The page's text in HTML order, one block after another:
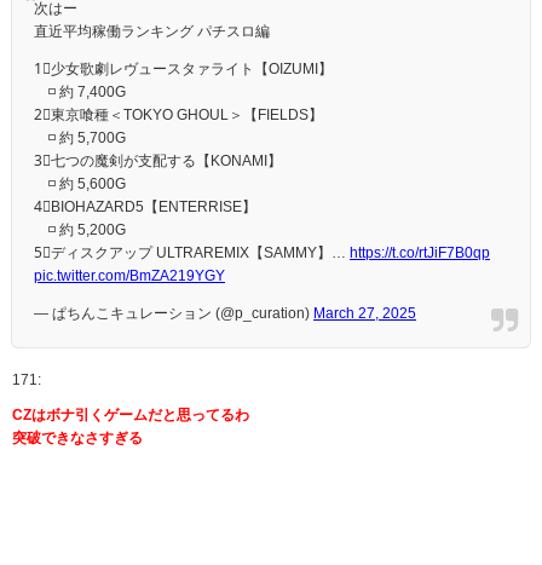
次はー
直近平均稼働ランキング パチスロ編
1⃣少女歌劇レヴュースタァライト【OIZUMI】
◽️ 約 7,400G
2⃣東京喰種＜TOKYO GHOUL＞【FIELDS】
◽️ 約 5,700G
3⃣七つの魔剣が支配する【KONAMI】
◽️ 約 5,600G
4⃣BIOHAZARD5【ENTERRISE】
◽️ 約 5,200G
5⃣ディスクアップ ULTRAREMIX【SAMMY】… https://t.co/rtJiF7B0qp
pic.twitter.com/BmZA219YGY
— ぱちんこキュレーション (@p_curation) March 27, 2025
171:
CZはボナ引くゲームだと思ってるわ
突破できなさすぎる